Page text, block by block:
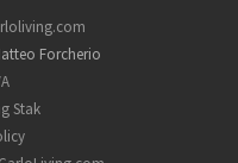
Forcherio
Stak